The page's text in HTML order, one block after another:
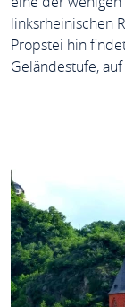
linksrheinischen
Propstei hin
Geländestufe,